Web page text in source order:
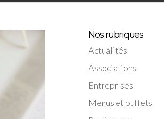
Nos rubriques
Actualités
Associations
Entreprises
Menus et buffets